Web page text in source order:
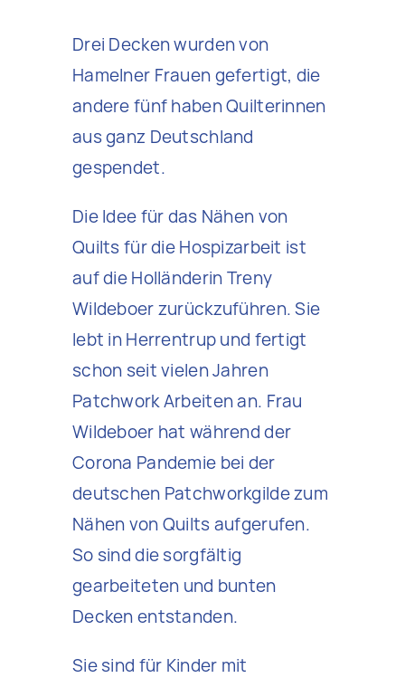
Drei Decken wurden von
Hamelner Frauen gefertigt, die
andere fünf haben Quilterinnen
aus ganz Deutschland
gespendet.
Die Idee für das Nähen von
Quilts für die Hospizarbeit ist
auf die Holländerin Treny
Wildeboer zurückzuführen. Sie
lebt in Herrentrup und fertigt
schon seit vielen Jahren
Patchwork Arbeiten an. Frau
Wildeboer hat während der
Corona Pandemie bei der
deutschen Patchworkgilde zum
Nähen von Quilts aufgerufen.
So sind die sorgfältig
gearbeiteten und bunten
Decken entstanden.
Sie sind für Kinder mit